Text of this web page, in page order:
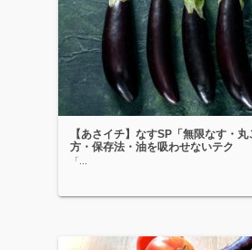
【あさイチ】なすSP「無限なす・
方・保存法・油を吸わせないテク
「...